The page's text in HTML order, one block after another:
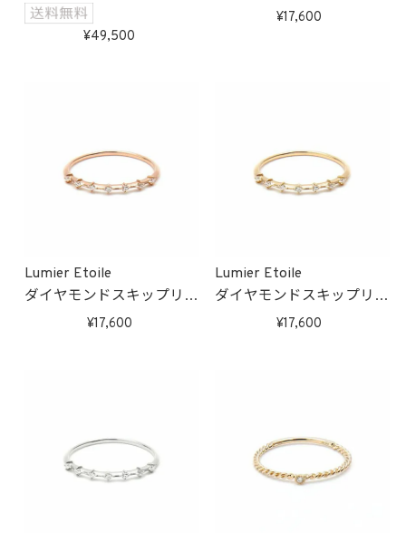
ィーリング(ピンクゴール
49,500
クレス(ゴールド)
17,600
Lumier Etoile
ダイヤモンドスキップリン
グ(ピンクゴールド)
17,600
Lumier Etoile
ダイヤモンドスキップリン
グ(ゴールド)17,600